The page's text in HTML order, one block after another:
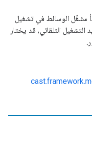
مشغّل الوسائط في تشغيل
التلقائي، قد يختار